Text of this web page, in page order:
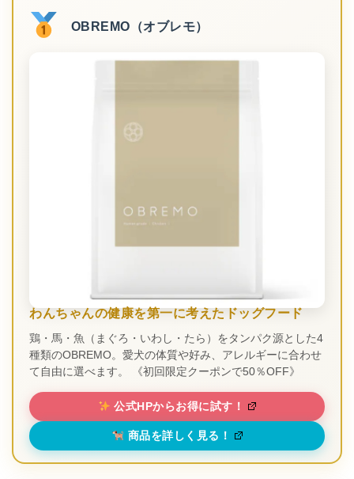
OBREMO（オブレモ）
わんちゃんの健康を第一に考えたドッグフード
鶏・馬・魚（まぐろ・いわし・たら）をタンパク源とした4
種類のOBREMO。愛犬の体質や好み、アレルギーに合わせ
て自由に選べます。 《初回限定クーポンで50％OFF》
公式HPからお得に試す！
商品を詳しく見る！